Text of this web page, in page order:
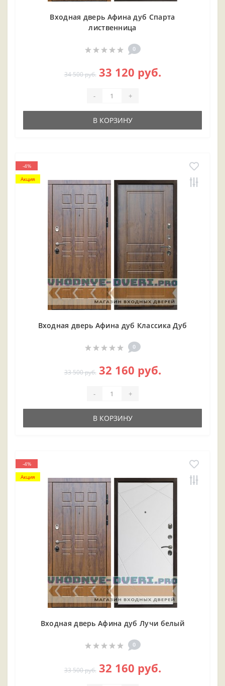
Входная дверь Афина дуб Спарта
лиственница
0
34 500 руб. 33 120 руб.
- +
В КОРЗИНУ
-4%
Акция
Входная дверь Афина дуб Классика Дуб
0
33 500 руб. 32 160 руб.
- +
В КОРЗИНУ
-4%
Акция
Входная дверь Афина дуб Лучи белый
0
33 500 руб. 32 160 руб.